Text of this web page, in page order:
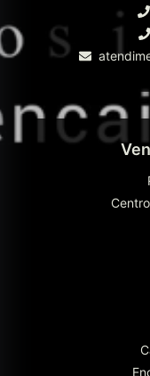
Centro